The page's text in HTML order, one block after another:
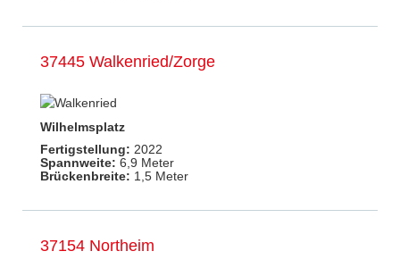
37445 Walkenried/Zorge
Wilhelmsplatz
Fertigstellung: 2022
Spannweite: 6,9 Meter
Brückenbreite: 1,5 Meter
37154 Northeim